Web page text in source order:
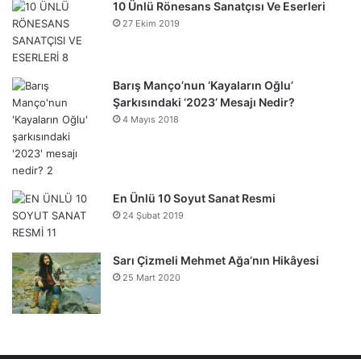
10 Ünlü Rönesans Sanatçısı Ve Eserleri
27 Ekim 2019
Barış Manço’nun ‘Kayaların Oğlu’
Şarkısındaki ‘2023’ Mesajı Nedir?
4 Mayıs 2018
En Ünlü 10 Soyut Sanat Resmi
24 Şubat 2019
Sarı Çizmeli Mehmet Ağa’nın Hikâyesi
25 Mart 2020